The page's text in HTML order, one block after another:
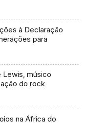
à Declaração
para
Lewis, músico
do rock
na África do